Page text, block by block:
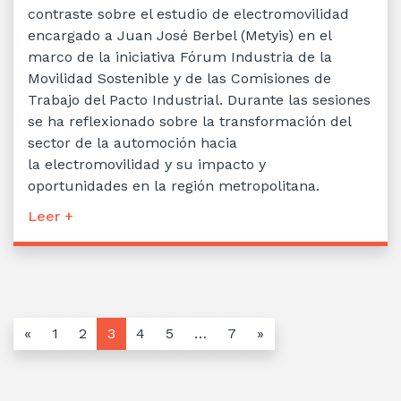
contraste sobre el estudio de electromovilidad
encargado a Juan José Berbel (Metyis) en el
marco de la iniciativa Fórum Industria de la
Movilidad Sostenible y de las Comisiones de
Trabajo del Pacto Industrial. Durante las sesiones
se ha reflexionado sobre la transformación del
sector de la automoción hacia
la electromovilidad y su impacto y
oportunidades en la región metropolitana.
Leer +
« 1 2 3 4 5 … 7 »